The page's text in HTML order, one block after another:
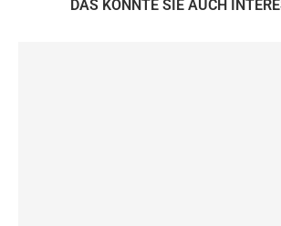
DAS KÖNNTE SIE AUCH